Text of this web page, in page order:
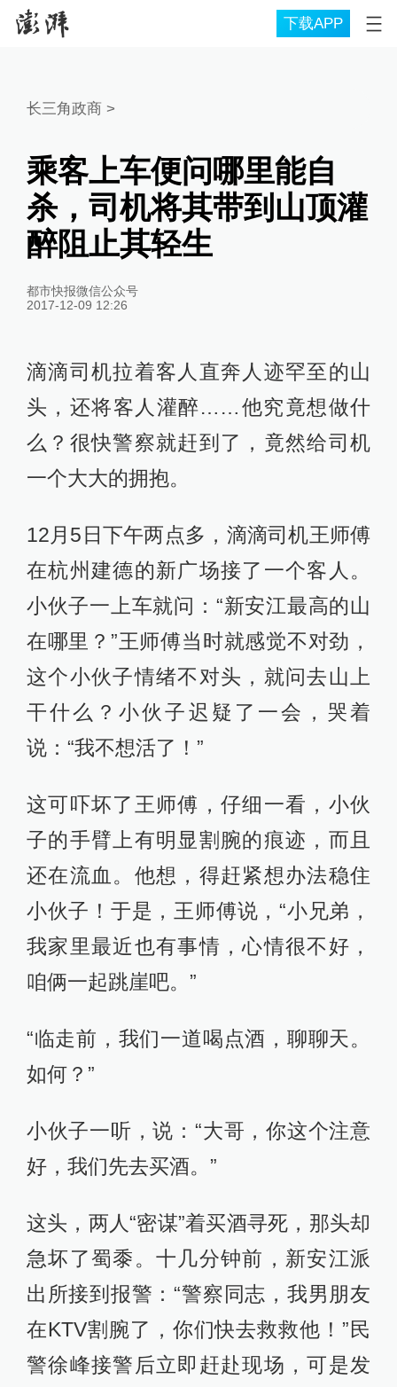
下载APP
长三角政商 >
乘客上车便问哪里能自
杀，司机将其带到山顶灌
醉阻止其轻生
都市快报微信公众号
2017-12-09 12:26
滴滴司机拉着客人直奔人迹罕至的山
头，还将客人灌醉……他究竟想做什
么？很快警察就赶到了，竟然给司机
一个大大的拥抱。
12月5日下午两点多，滴滴司机王师傅
在杭州建德的新广场接了一个客人。
小伙子一上车就问：“新安江最高的山
在哪里？”王师傅当时就感觉不对劲，
这个小伙子情绪不对头，就问去山上
干什么？小伙子迟疑了一会，哭着
说：“我不想活了！”
这可吓坏了王师傅，仔细一看，小伙
子的手臂上有明显割腕的痕迹，而且
还在流血。他想，得赶紧想办法稳住
小伙子！于是，王师傅说，“小兄弟，
我家里最近也有事情，心情很不好，
咱俩一起跳崖吧。”
“临走前，我们一道喝点酒，聊聊天。
如何？”
小伙子一听，说：“大哥，你这个注意
好，我们先去买酒。”
这头，两人“密谋”着买酒寻死，那头却
急坏了蜀黍。十几分钟前，新安江派
出所接到报警：“警察同志，我男朋友
在KTV割腕了，你们快去救救他！”民
警徐峰接警后立即赶赴现场，可是发